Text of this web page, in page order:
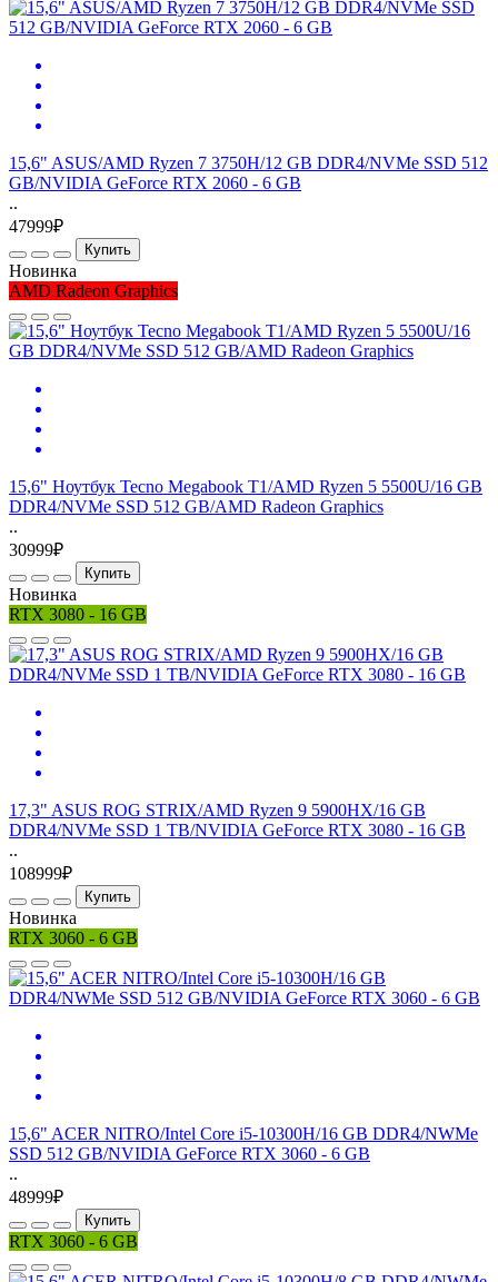
15,6" ASUS/AMD Ryzen 7 3750H/12 GB DDR4/NVMe SSD 512
GB/NVIDIA GeForce RTX 2060 - 6 GB
..
47999₽
Купить
Новинка
AMD Radeon Graphics
15,6" Ноутбук Tecno Megabook T1/AMD Ryzen 5 5500U/16 GB
DDR4/NVMe SSD 512 GB/AMD Radeon Graphics
..
30999₽
Купить
Новинка
RTX 3080 - 16 GB
17,3" ASUS ROG STRIX/AMD Ryzen 9 5900HX/16 GB
DDR4/NVMe SSD 1 TB/NVIDIA GeForce RTX 3080 - 16 GB
..
108999₽
Купить
Новинка
RTX 3060 - 6 GB
15,6" ACER NITRO/Intel Core i5-10300H/16 GB DDR4/NWMe
SSD 512 GB/NVIDIA GeForce RTX 3060 - 6 GB
..
48999₽
Купить
RTX 3060 - 6 GB